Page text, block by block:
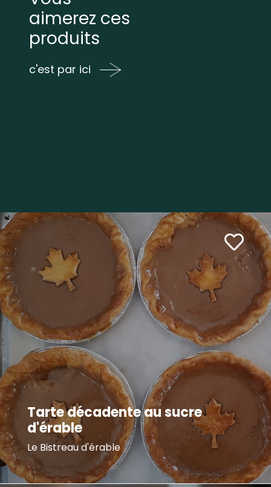
aimerez ces
produits
c'est par ici
Tarte décadente au sucre
d'érable
Le Bistreau d'érable